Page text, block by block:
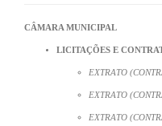
CÂMARA MUNICIPAL
LICITAÇÕES E
EXTRATO
EXTRATO
EXTRATO